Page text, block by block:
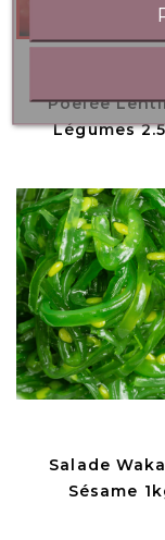
Poêlée
Légumes
Salade
Sésame